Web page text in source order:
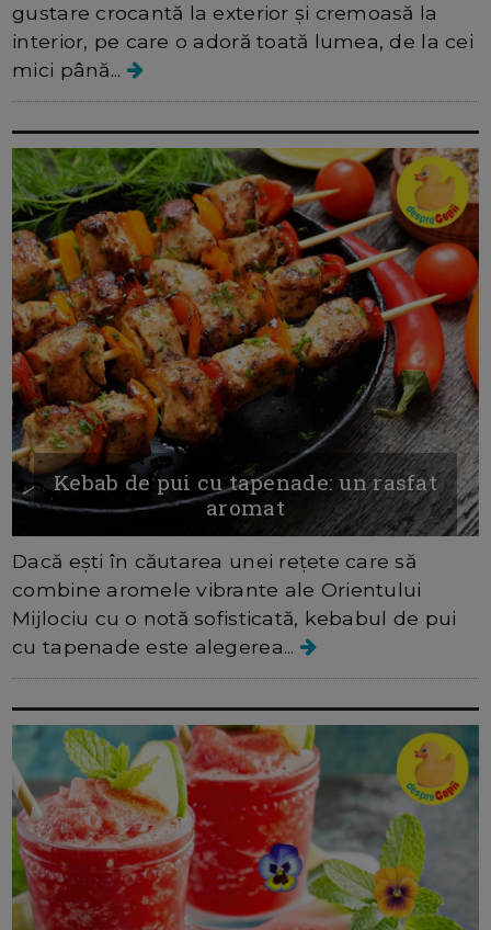
gustare crocantă la exterior și cremoasă la
interior, pe care o adoră toată lumea, de la cei
mici până...
Kebab de pui cu tapenade: un rasfat
aromat
Dacă ești în căutarea unei rețete care să
combine aromele vibrante ale Orientului
Mijlociu cu o notă sofisticată, kebabul de pui
cu tapenade este alegerea...